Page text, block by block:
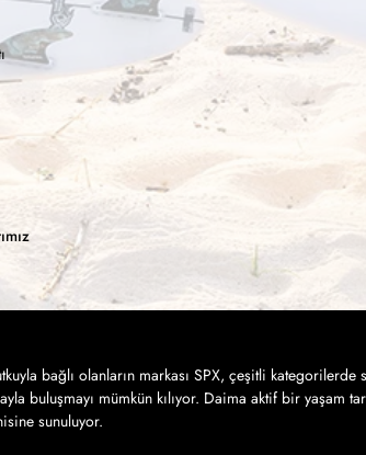
bağlı olanların markası SPX, çeşitli
buluşmayı mümkün kılıyor. Daima aktif bir yaşam
sunuluyor.